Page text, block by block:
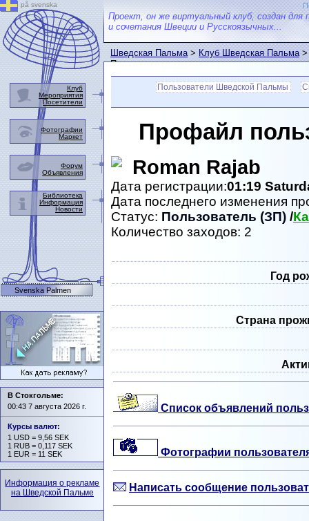
Проект, он же виртуальный клуб, создан для
и сочетания Швеции и Русскоязычных...
Шведская Пальма>Клуб Шведская Пальма>
Пальмы
Пользователи Шведской Пальмы
Профайл
Roman Rajab
Дата регистрации:01:19
Дата последнего изменения
Статус: Пользователь (ЗП) /
Количество заходов: 2
Год
Страна
Список объявлений
Фотографии
Написать сообщение
på svenska
Клуб
Мероприятия
Посетители
Фотографии
Маркет
Форум
Объявления
Библиотека
Информация
Новости
Svenska Palmen
В Стокгольме:
00:43 7 августа 2026 г.
Курсы валют:
1 USD = 9,56 SEK
1 RUB = 0,117 SEK
1 EUR = 11 SEK
Информация о рекламе
на Шведской Пальме